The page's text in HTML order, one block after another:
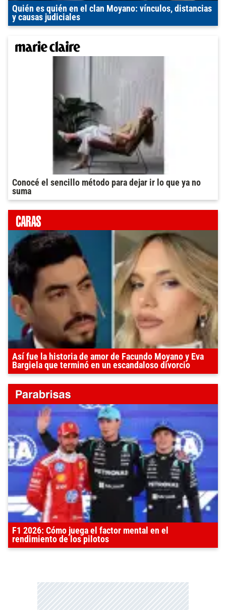
Quién es quién en el clan Moyano: vínculos, distancias
y causas judiciales
Conocé el sencillo método para dejar ir lo que ya no
suma
Así fue la historia de amor de Facundo Moyano y Eva
Bargiela que terminó en un escandaloso divorcio
F1 2026: Cómo juega el factor mental en el
rendimiento de los pilotos